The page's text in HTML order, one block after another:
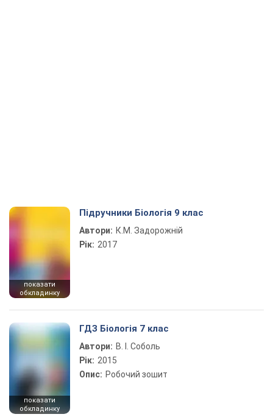
показати
обкладинку
Підручники Біологія 9 клас
Автори: К.М. Задорожній
Рік: 2017
показати
обкладинку
ГДЗ Біологія 7 клас
Автори: В. І. Соболь
Рік: 2015
Опис: Робочий зошит